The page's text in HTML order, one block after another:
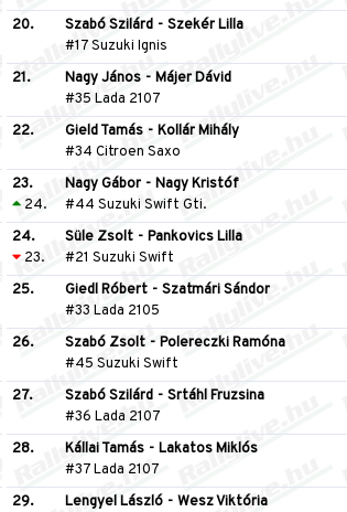
20.
Szabó Szilárd - Szekér Lilla
#17 Suzuki Ignis
21.
Nagy János - Májer Dávid
#35 Lada 2107
22.
Gield Tamás - Kollár Mihály
#34 Citroen Saxo
23.
24.
Nagy Gábor - Nagy Kristóf
#44 Suzuki Swift Gti.
24.
23.
Süle Zsolt - Pankovics Lilla
#21 Suzuki Swift
25.
Giedl Róbert - Szatmári Sándor
#33 Lada 2105
26.
Szabó Zsolt - Polereczki Ramóna
#45 Suzuki Swift
27.
Szabó Szilárd - Srtáhl Fruzsina
#36 Lada 2107
28.
Kállai Tamás - Lakatos Miklós
#37 Lada 2107
29.
Lengyel László - Wesz Viktória